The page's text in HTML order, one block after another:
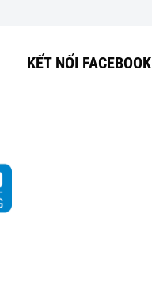
KẾT NỐI FACEBOOK